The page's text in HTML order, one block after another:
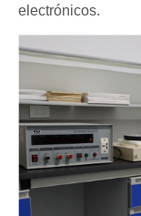
electrónicos.